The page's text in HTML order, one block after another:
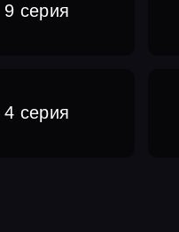
9 серия
4 серия